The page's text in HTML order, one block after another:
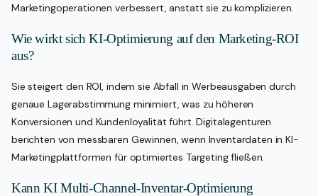
Marketingoperationen verbessert, anstatt sie zu komplizieren.
Wie wirkt sich KI-Optimierung auf den Marketing-ROI
aus?
Sie steigert den ROI, indem sie Abfall in Werbeausgaben durch
genaue Lagerabstimmung minimiert, was zu höheren
Konversionen und Kundenloyalität führt. Digitalagenturen
berichten von messbaren Gewinnen, wenn Inventardaten in KI-
Marketingplattformen für optimiertes Targeting fließen.
Kann KI Multi-Channel-Inventar-Optimierung